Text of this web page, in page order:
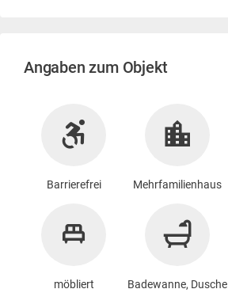
Angaben zum Objekt
Barrierefrei Mehrfamilienhaus
möbliert Badewanne, Dusche